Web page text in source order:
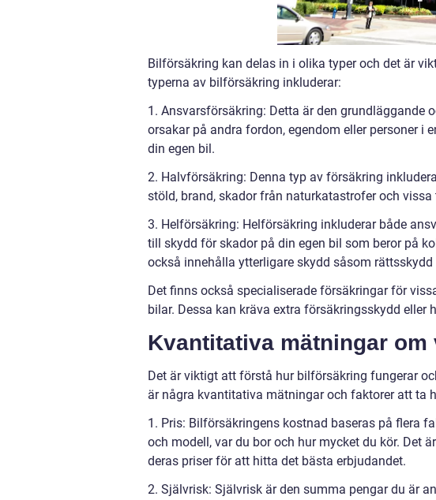
Bilförsäkring kan delas in i olika typer och det är
typerna av bilförsäkring inkluderar:
1. Ansvarsförsäkring: Detta är den grundläggande
orsakar på andra fordon, egendom eller personer i
din egen bil.
2. Halvförsäkring: Denna typ av försäkring
stöld, brand, skador från naturkatastrofer och
3. Helförsäkring: Helförsäkring inkluderar både
till skydd för skador på din egen bil som beror på
också innehålla ytterligare skydd såsom
Det finns också specialiserade försäkringar för
bilar. Dessa kan kräva extra försäkringsskydd eller
Kvantitativa mätningar
Det är viktigt att förstå hur bilförsäkring fungerar
är några kvantitativa mätningar och faktorer att ta
1. Pris: Bilförsäkringens kostnad baseras på flera
och modell, var du bor och hur mycket du kör. Det
deras priser för att hitta det bästa erbjudandet.
2. Självrisk: Självrisk är den summa pengar du är